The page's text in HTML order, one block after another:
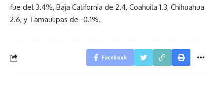
fue del 3.4%, Baja California de 2.4, Coahuila 1.3, Chihuahua
2.6, y Tamaulipas de -0.1%.
Facebook